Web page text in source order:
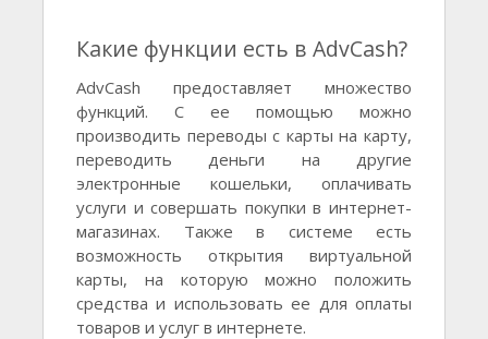
Какие функции есть в AdvCash?
AdvCash предоставляет множество
функций. С ее помощью можно
производить переводы с карты на карту,
переводить деньги на другие
электронные кошельки, оплачивать
услуги и совершать покупки в интернет-
магазинах. Также в системе есть
возможность открытия виртуальной
карты, на которую можно положить
средства и использовать ее для оплаты
товаров и услуг в интернете.